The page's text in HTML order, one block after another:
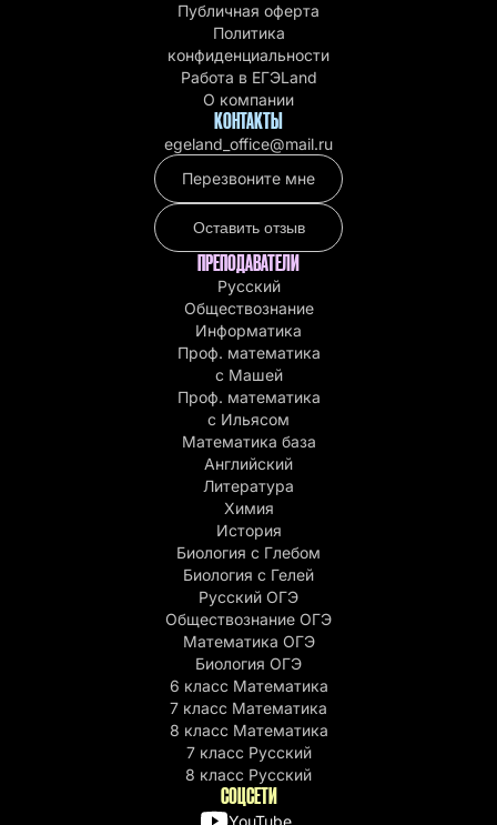
Публичная оферта
Политика
конфиденциальности
Работа в EГЭLand
О компании
КОНТАКТЫ
egeland_office@mail.ru
Перезвоните мне
Оставить отзыв
ПРЕПОДАВАТЕЛИ
Русский
Обществознание
Информатика
Проф. математика
с Машей
Проф. математика
c Ильясом
Математика база
Английский
Литература
Химия
История
Биология с Глебом
Биология с Гелей
Русский ОГЭ
Обществознание ОГЭ
Математика ОГЭ
Биология ОГЭ
6 класс Математика
7 класс Математика
8 класс Математика
7 класс Русский
8 класс Русский
СОЦСЕТИ
YouTube